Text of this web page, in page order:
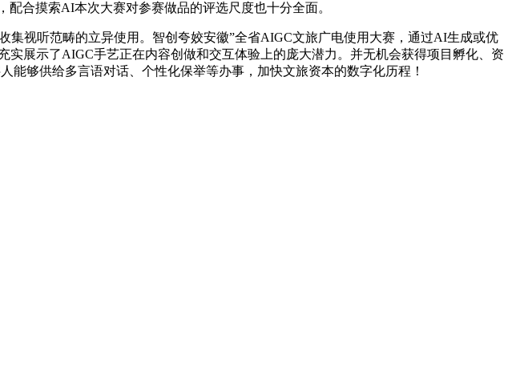
合摸索AI本次大赛对参赛做品的评选尺度也十分全面。
视听范畴的立异使用。智创夸姣安徽”全省AIGC文旅广电使用大赛，通过AI生成或优
展示了AIGC手艺正在内容创做和交互体验上的庞大潜力。并无机会获得项目孵化、资
够供给多言语对话、个性化保举等办事，加快文旅资本的数字化历程！